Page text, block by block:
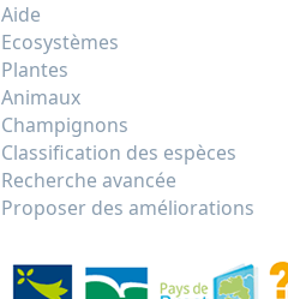
Aide
Ecosystèmes
Plantes
Animaux
Champignons
Classification des espèces
Recherche avancée
Proposer des améliorations